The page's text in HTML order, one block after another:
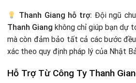
Thanh Giang hỗ trợ: Đội ngũ
Thanh Giang không chỉ giúp bạn dự
mà còn đảm bảo tất cả các bước
xác theo quy định pháp lý của Nhật
Hỗ Trợ Từ Công Ty Thanh